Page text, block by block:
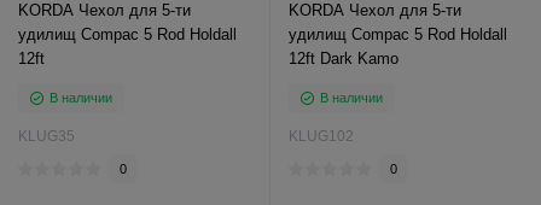
KORDA Чехол для 5-ти
удилищ Compac 5 Rod Holdall
12ft
В наличии
KLUG35
0
KORDA Чехол для 5-ти
удилищ Compac 5 Rod Holdall
12ft Dark Kamo
В наличии
KLUG102
0